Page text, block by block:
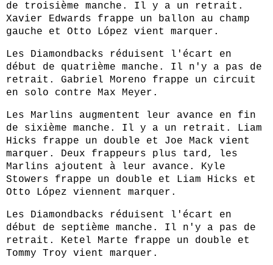
de troisième manche. Il y a un retrait.
Xavier Edwards frappe un ballon au champ
gauche et Otto López vient marquer.
Les Diamondbacks réduisent l'écart en
début de quatrième manche. Il n'y a pas de
retrait. Gabriel Moreno frappe un circuit
en solo contre Max Meyer.
Les Marlins augmentent leur avance en fin
de sixième manche. Il y a un retrait. Liam
Hicks frappe un double et Joe Mack vient
marquer. Deux frappeurs plus tard, les
Marlins ajoutent à leur avance. Kyle
Stowers frappe un double et Liam Hicks et
Otto López viennent marquer.
Les Diamondbacks réduisent l'écart en
début de septième manche. Il n'y a pas de
retrait. Ketel Marte frappe un double et
Tommy Troy vient marquer.